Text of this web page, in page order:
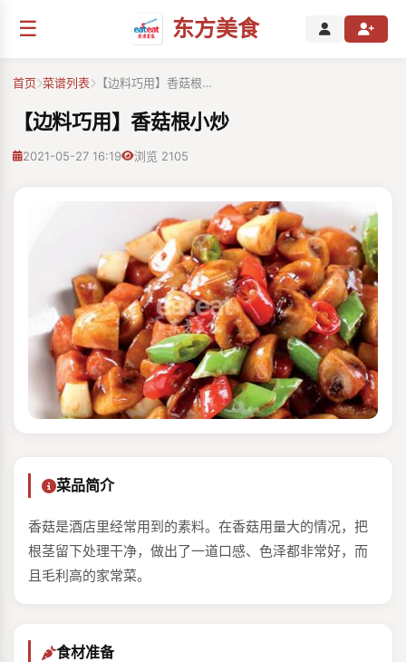
☰ 东方美食
首页 菜谱列表 【边料巧用】香菇根…
【边料巧用】香菇根小炒
2021-05-27 16:19 浏览 2105
菜品简介
香菇是酒店里经常用到的素料。在香菇用量大的情况，把
根茎留下处理干净，做出了一道口感、色泽都非常好，而
且毛利高的家常菜。
食材准备